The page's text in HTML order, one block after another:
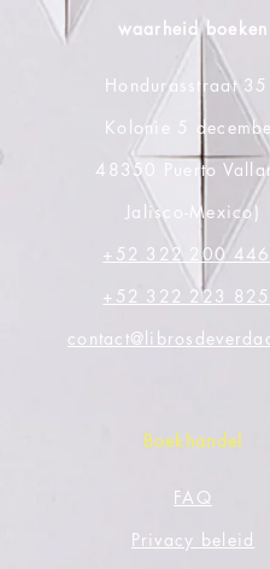
waarheid boeken
Hondurasstraat
Kolonie 5
48350 Puerto
Jalisco-Mexico)
+52 322 200
+52 322 223
Boekhandel
FAQ
Privacy beleid